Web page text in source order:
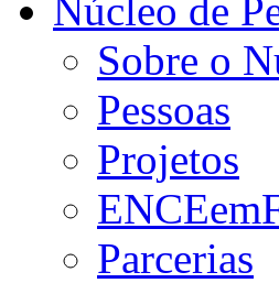
Núcleo de
Sobre o
Pessoas
Projetos
Parcerias